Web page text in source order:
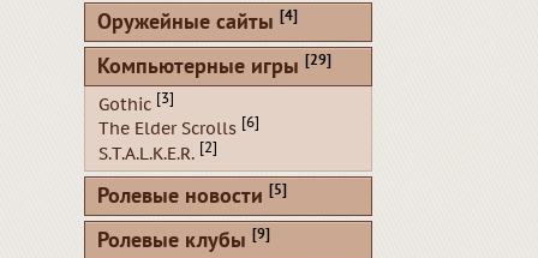
Оружейные сайты [4]
Компьютерные игры [29]
Gothic [3]
The Elder Scrolls [6]
S.T.A.L.K.E.R. [2]
Ролевые новости [5]
Ролевые клубы [9]